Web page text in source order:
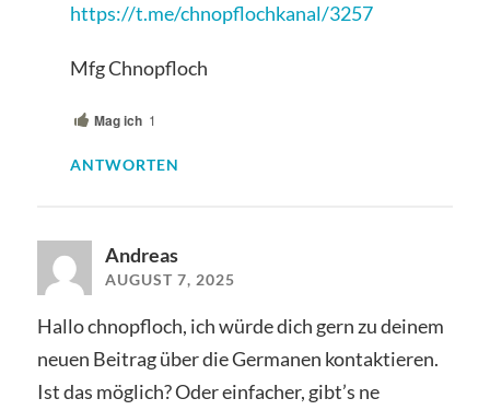
https://t.me/chnopflochkanal/3257
Mfg Chnopfloch
Mag ich 1
ANTWORTEN
Andreas
AUGUST 7, 2025
Hallo chnopfloch, ich würde dich gern zu deinem
neuen Beitrag über die Germanen kontaktieren.
Ist das möglich? Oder einfacher, gibt’s ne